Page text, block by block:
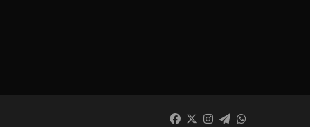
Facebook
X Instagram
Telegram